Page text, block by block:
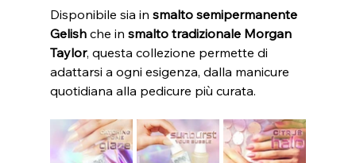
Disponibile sia in smalto semipermanente
Gelish che in smalto tradizionale Morgan
Taylor, questa collezione permette di
adattarsi a ogni esigenza, dalla manicure
quotidiana alla pedicure più curata.